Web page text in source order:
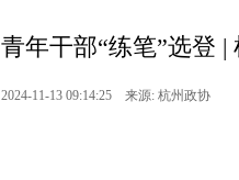
青年干部“练笔”选登
2024-11-13 09:14:25 来源: 杭州政协